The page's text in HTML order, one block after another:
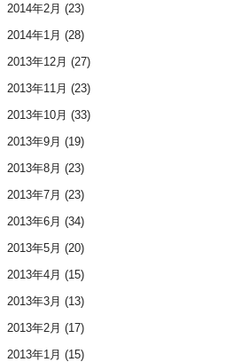
2014年2月 (23)
2014年1月 (28)
2013年12月 (27)
2013年11月 (23)
2013年10月 (33)
2013年9月 (19)
2013年8月 (23)
2013年7月 (23)
2013年6月 (34)
2013年5月 (20)
2013年4月 (15)
2013年3月 (13)
2013年2月 (17)
2013年1月 (15)